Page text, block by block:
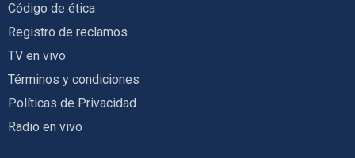
Código de ética
Registro de reclamos
TV en vivo
Términos y condiciones
Políticas de Privacidad
Radio en vivo